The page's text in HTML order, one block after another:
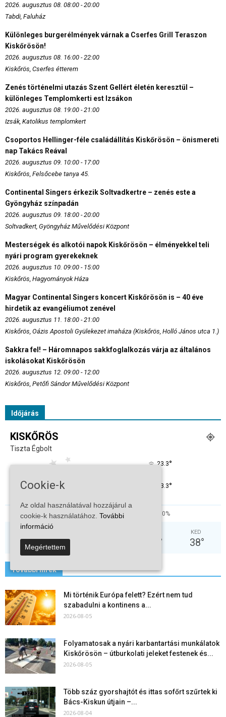
2026. augusztus 08. 08:00 - 20:00
Tabdi, Faluház
Különleges burgerélmények várnak a Cserfes Grill Teraszon
Kiskőrösön!
2026. augusztus 08. 16:00 - 22:00
Kiskőrös, Cserfes étterem
Zenés történelmi utazás Szent Gellért életén keresztül –
különleges Templomkerti est Izsákon
2026. augusztus 08. 19:00 - 21:00
Izsák, Katolikus templomkert
Csoportos Hellinger-féle családállítás Kiskőrösön – önismereti
nap Takács Reával
2026. augusztus 09. 10:00 - 17:00
Kiskőrös, Felsőcebe tanya 45.
Continental Singers érkezik Soltvadkertre – zenés este a
Gyöngyház színpadán
2026. augusztus 09. 18:00 - 20:00
Soltvadkert, Gyöngyház Művelődési Központ
Mesterségek és alkotói napok Kiskőrösön – élményekkel teli
nyári program gyerekeknek
2026. augusztus 10. 09:00 - 15:00
Kiskőrös, Hagyományok Háza
Magyar Continental Singers koncert Kiskőrösön is – 40 éve
hirdetik az evangéliumot zenével
2026. augusztus 11. 18:00 - 21:00
Kiskőrös, Oázis Apostoli Gyülekezet imaháza (Kiskőrös, Holló János utca 1.)
Sakkra fel! – Háromnapos sakkfoglalkozás várja az általános
iskolásokat Kiskőrösön
2026. augusztus 12. 09:00 - 12:00
Kiskőrös, Petőfi Sándor Művelődési Központ
Időjárás
KISKŐRÖS
Tiszta Égbolt
23.3°
23.3°
37% 2.2kmh 0%
36° 32 °
KED
38°
További hírek
Mi történik Európa felett? Ezért nem tud
szabadulni a kontinens a...
2026-08-05
Folyamatosak a nyári karbantartási munkálatok
Kiskőrösön – útburkolati jeleket festenek és...
2026-08-05
Több száz gyorshajtót és ittas sofőrt szűrtek ki
Bács-Kiskun útjain –...
2026-08-04
Cookie-k
Az oldal használatával hozzájárul a
cookie-k használatához. További
információ
Megértettem